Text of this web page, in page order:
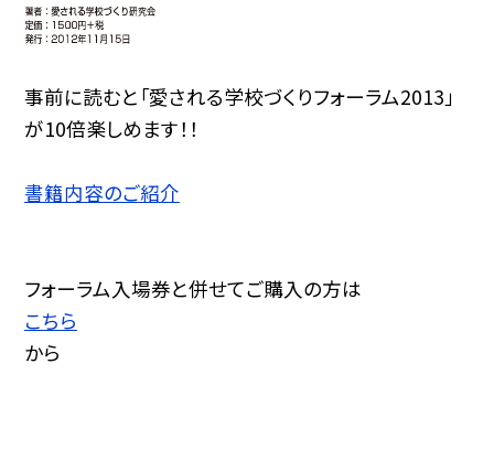
事前に読むと「愛される学校づくりフォーラム2013」
が10倍楽しめます！！
書籍内容のご紹介
フォーラム入場券と併せてご購入の方は
こちら
から